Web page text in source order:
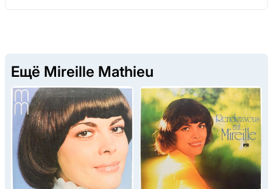
Ещё Mireille Mathieu